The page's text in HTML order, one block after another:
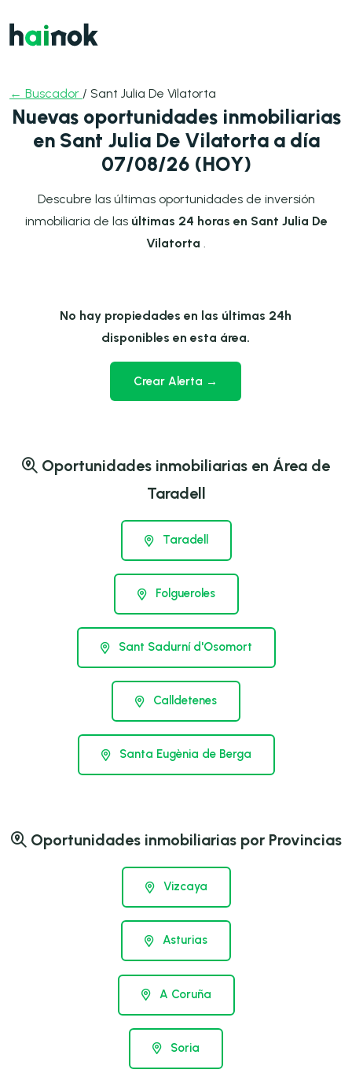
← Buscador / Sant Julia De Vilatorta
Nuevas oportunidades inmobiliarias
en Sant Julia De Vilatorta a día
07/08/26 (HOY)
Descubre las últimas oportunidades de inversión
inmobiliaria de las últimas 24 horas en Sant Julia De
Vilatorta
No hay propiedades en las últimas 24h
disponibles en esta área.
Crear Alerta →
Oportunidades inmobiliarias en Área de
Taradell
Taradell
Folgueroles
Sant Sadurní d'Osomort
Calldetenes
Santa Eugènia de Berga
Oportunidades inmobiliarias por Provincias
Vizcaya
Asturias
A Coruña
Soria